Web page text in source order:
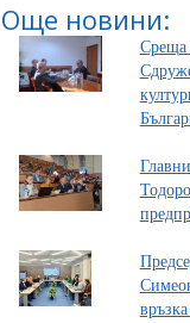
Още новини:
Среща